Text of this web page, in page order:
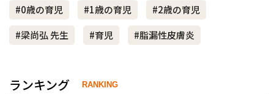
#0歳の育児
#1歳の育児
#2歳の育児
#梁尚弘 先生
#育児 #脂漏性皮膚炎
ランキング RANKING